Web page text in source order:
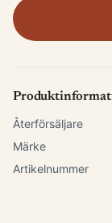
Återförsäljare
Märke
Artikelnummer